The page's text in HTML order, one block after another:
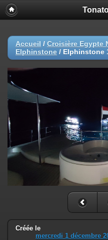
Accueil / Croisière Egypte
Elphinstone / Elphinstone
Créée le
mercredi 1 décembre